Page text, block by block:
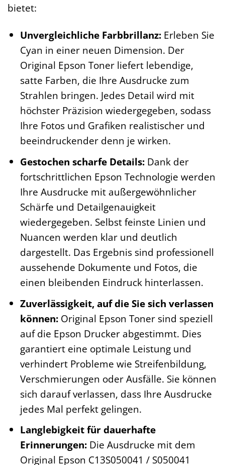
bietet:
Unvergleichliche Farbbrillanz:Erleben Sie
Cyan in einer neuen Dimension. Der
Original Epson Toner liefert lebendige,
satte Farben, die Ihre Ausdrucke zum
Strahlen bringen. Jedes Detail wird mit
höchster Präzision wiedergegeben, sodass
Ihre Fotos und Grafiken realistischer und
beeindruckender denn je wirken.
Gestochen scharfe Details:Dank der
fortschrittlichen Epson Technologie werden
Ihre Ausdrucke mit außergewöhnlicher
Schärfe und Detailgenauigkeit
wiedergegeben. Selbst feinste Linien und
Nuancen werden klar und deutlich
dargestellt. Das Ergebnis sind professionell
aussehende Dokumente und Fotos, die
einen bleibenden Eindruck hinterlassen.
Zuverlässigkeit, auf die Sie sich verlassen
können:Original Epson Toner sind speziell
auf die Epson Drucker abgestimmt. Dies
garantiert eine optimale Leistung und
verhindert Probleme wie Streifenbildung,
Verschmierungen oder Ausfälle. Sie können
sich darauf verlassen, dass Ihre Ausdrucke
jedes Mal perfekt gelingen.
Langlebigkeit für dauerhafte
Erinnerungen:Die Ausdrucke mit dem
Original Epson C13S050041 / S050041